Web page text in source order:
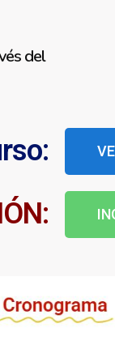
del